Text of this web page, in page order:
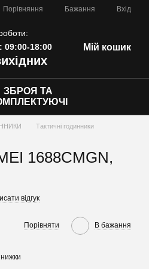
Порівняння Бажання Вхід
09:00-18:00
Мій кошик
ЗБРОЯ ТА
Тактичні годинники
1688CMGN,
відгук
Порівняти В бажання